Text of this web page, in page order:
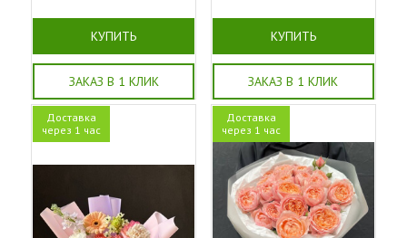
КУПИТЬ
ЗАКАЗ В 1 КЛИК
КУПИТЬ
ЗАКАЗ В 1 КЛИК
Доставка
через 1 час
Доставка
через 1 час